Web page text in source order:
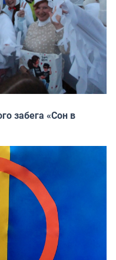
забега «Сон в